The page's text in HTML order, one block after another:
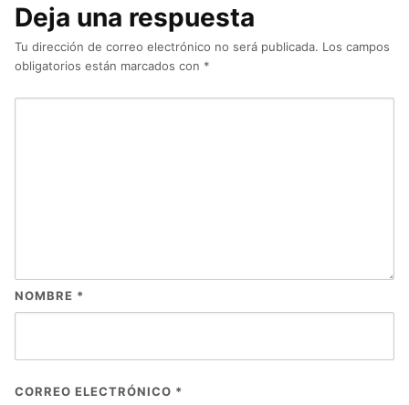
Deja una respuesta
Tu dirección de correo electrónico no será publicada. Los campos
obligatorios están marcados con *
NOMBRE *
CORREO ELECTRÓNICO *